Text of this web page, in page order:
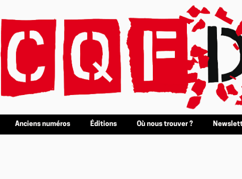
Anciens numéros Éditions Où nous trouver ?